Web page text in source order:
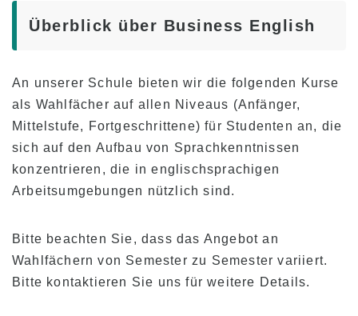
Unterstützung
Erfahrene Fakultät
Spaß! Aloha Student Life
Testimonials
Anfänger Level
Mittlere Stufe
Überblick über Business English
An unserer Schule bieten wir die folgenden Kurse
als Wahlfächer auf allen Niveaus (Anfänger,
Mittelstufe, Fortgeschrittene) für Studenten an, die
sich auf den Aufbau von Sprachkenntnissen
konzentrieren, die in englischsprachigen
Arbeitsumgebungen nützlich sind.
Bitte beachten Sie, dass das Angebot an
Wahlfächern von Semester zu Semester variiert.
Bitte kontaktieren Sie uns für weitere Details.